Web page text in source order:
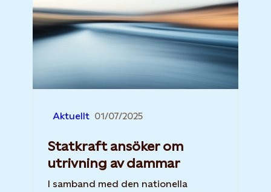
Aktuellt 01/07/2025
Statkraft ansöker om
utrivning av dammar
I samband med den nationella